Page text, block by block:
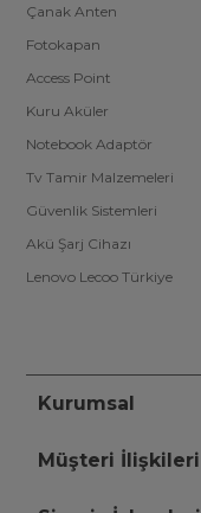
Çanak Anten
Fotokapan
Access Point
Kuru Aküler
Notebook Adaptör
Tv Tamir Malzemeleri
Güvenlik Sistemleri
Akü Şarj Cihazı
Lenovo Lecoo Türkiye
Kurumsal
Müşteri İlişkileri